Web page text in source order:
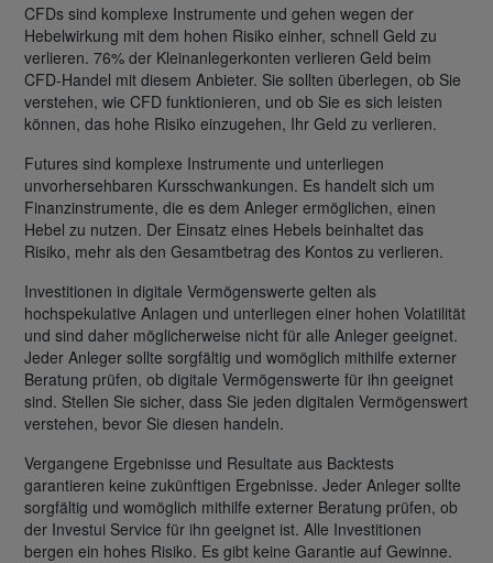
CFDs sind komplexe Instrumente und gehen wegen der
Hebelwirkung mit dem hohen Risiko einher, schnell Geld zu
verlieren. 76% der Kleinanlegerkonten verlieren Geld beim
CFD-Handel mit diesem Anbieter. Sie sollten überlegen, ob Sie
verstehen, wie CFD funktionieren, und ob Sie es sich leisten
können, das hohe Risiko einzugehen, Ihr Geld zu verlieren.
Futures sind komplexe Instrumente und unterliegen
unvorhersehbaren Kursschwankungen. Es handelt sich um
Finanzinstrumente, die es dem Anleger ermöglichen, einen
Hebel zu nutzen. Der Einsatz eines Hebels beinhaltet das
Risiko, mehr als den Gesamtbetrag des Kontos zu verlieren.
Investitionen in digitale Vermögenswerte gelten als
hochspekulative Anlagen und unterliegen einer hohen Volatilität
und sind daher möglicherweise nicht für alle Anleger geeignet.
Jeder Anleger sollte sorgfältig und womöglich mithilfe externer
Beratung prüfen, ob digitale Vermögenswerte für ihn geeignet
sind. Stellen Sie sicher, dass Sie jeden digitalen Vermögenswert
verstehen, bevor Sie diesen handeln.
Vergangene Ergebnisse und Resultate aus Backtests
garantieren keine zukünftigen Ergebnisse. Jeder Anleger sollte
sorgfältig und womöglich mithilfe externer Beratung prüfen, ob
der Investui Service für ihn geeignet ist. Alle Investitionen
bergen ein hohes Risiko. Es gibt keine Garantie auf Gewinne.